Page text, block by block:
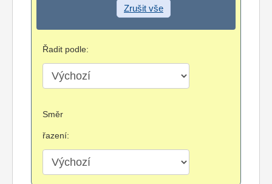
Zrušit vše
Řadit podle:
Směr
řazení: